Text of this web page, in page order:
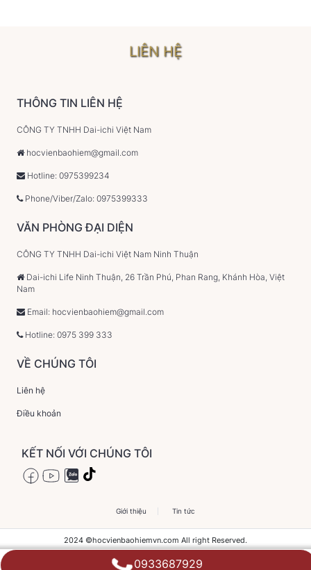
LIÊN HỆ
THÔNG TIN LIÊN HỆ
CÔNG TY TNHH Dai-ichi Việt Nam
hocvienbaohiem@gmail.com
Hotline: 0975399234
Phone/Viber/Zalo: 0975399333
VĂN PHÒNG ĐẠI DIỆN
CÔNG TY TNHH Dai-ichi Việt Nam Ninh Thuận
Dai-ichi Life Ninh Thuận, 26 Trần Phú, Phan Rang, Khánh Hòa, Việt
Nam
Email: hocvienbaohiem@gmail.com
Hotline: 0975 399 333
VỀ CHÚNG TÔI
Liên hệ
Điều khoản
KẾT NỐI VỚI CHÚNG TÔI
Giới thiệu Tin tức
2024 ©hocvienbaohiemvn.com All right Reserved.
0933687929